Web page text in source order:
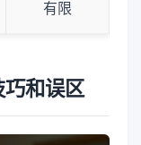
有限
和误区